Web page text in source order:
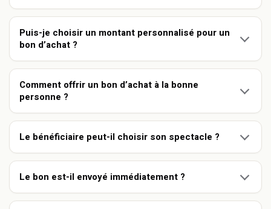
Puis-je choisir un montant personnalisé pour un
bon d’achat ?
Comment offrir un bon d’achat à la bonne
personne ?
Le bénéficiaire peut-il choisir son spectacle ?
Le bon est-il envoyé immédiatement ?